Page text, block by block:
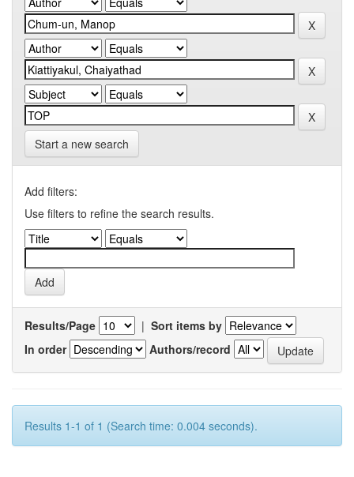
Start a new search
Add filters:
Use filters to refine the search results.
Results/Page | Sort items by
In order
Authors/record
Results 1-1 of 1 (Search time: 0.004 seconds).